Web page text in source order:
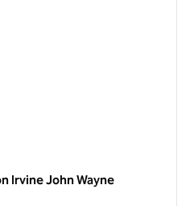
Irvine John Wayne